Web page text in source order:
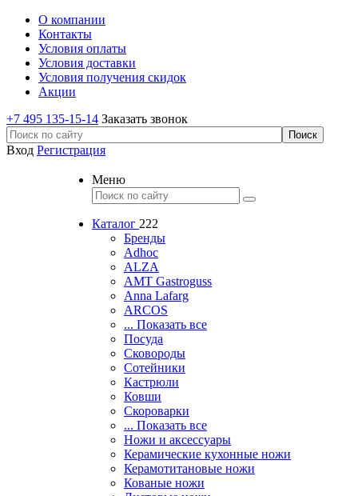
О компании
Контакты
Условия оплаты
Условия доставки
Условия получения скидок
Акции
+7 495 135-15-14 Заказать звонок
Вход Регистрация
Меню
Каталог 222
Бренды
Adhoc
ALZA
AMT Gastroguss
Anna Lafarg
ARCOS
... Показать все
Посуда
Сковороды
Сотейники
Кастрюли
Ковши
Скороварки
... Показать все
Ножи и аксессуары
Керамические кухонные ножи
Керамотитановые ножи
Кованые ножи